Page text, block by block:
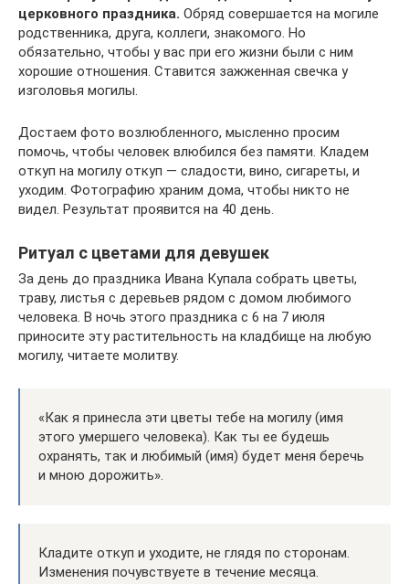
церковного праздника. Обряд совершается на могиле
родственника, друга, коллеги, знакомого. Но
обязательно, чтобы у вас при его жизни были с ним
хорошие отношения. Ставится зажженная свечка у
изголовья могилы.
Достаем фото возлюбленного, мысленно просим
помочь, чтобы человек влюбился без памяти. Кладем
откуп на могилу откуп — сладости, вино, сигареты, и
уходим. Фотографию храним дома, чтобы никто не
видел. Результат проявится на 40 день.
Ритуал с цветами для девушек
За день до праздника Ивана Купала собрать цветы,
траву, листья с деревьев рядом с домом любимого
человека. В ночь этого праздника с 6 на 7 июля
приносите эту растительность на кладбище на любую
могилу, читаете молитву.
«Как я принесла эти цветы тебе на могилу (имя
этого умершего человека). Как ты ее будешь
охранять, так и любимый (имя) будет меня беречь
и мною дорожить».
Кладите откуп и уходите, не глядя по сторонам.
Изменения почувствуете в течение месяца.